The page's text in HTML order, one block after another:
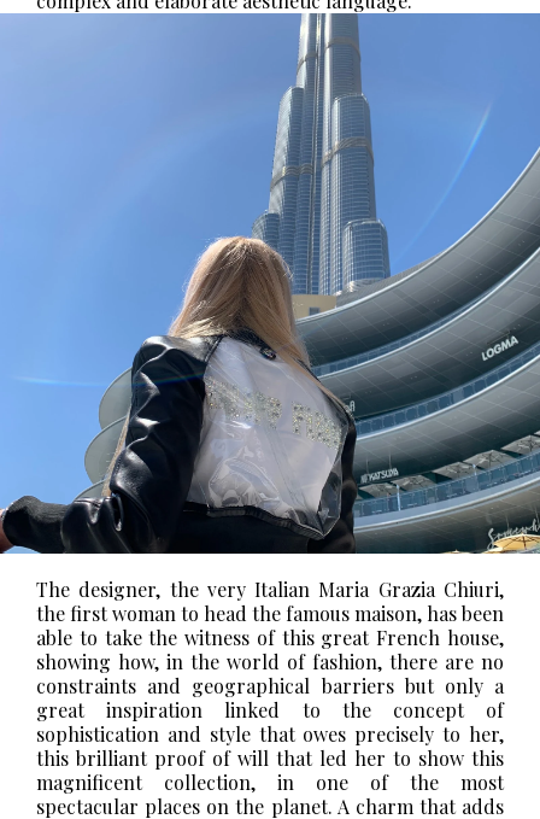
The designer, the very Italian Maria Grazia Chiuri,
the first woman to head the famous maison, has been
able to take the witness of this great French house,
showing how, in the world of fashion, there are no
constraints and geographical barriers but only a
great inspiration linked to the concept of
sophistication and style that owes precisely to her,
this brilliant proof of will that led her to show this
magnificent collection, in one of the most
spectacular places on the planet. A charm that adds